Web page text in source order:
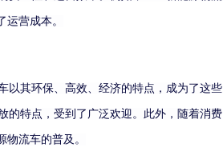
营成本。
以其环保、高效、经济的特点，成为了这些
的特点，受到了广泛欢迎。此外，随着消费
流车的普及。